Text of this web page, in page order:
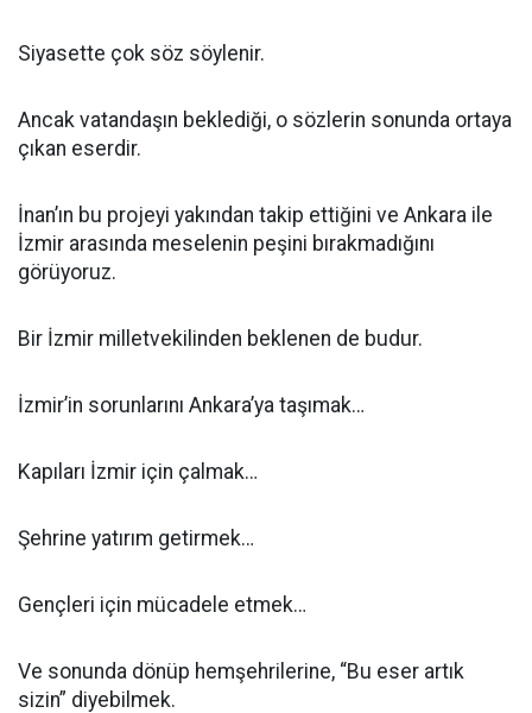
Siyasette çok söz söylenir.
Ancak vatandaşın beklediği, o sözlerin sonunda ortaya
çıkan eserdir.
İnan’ın bu projeyi yakından takip ettiğini ve Ankara ile
İzmir arasında meselenin peşini bırakmadığını
görüyoruz.
Bir İzmir milletvekilinden beklenen de budur.
İzmir’in sorunlarını Ankara’ya taşımak…
Kapıları İzmir için çalmak…
Şehrine yatırım getirmek…
Gençleri için mücadele etmek…
Ve sonunda dönüp hemşehrilerine, “Bu eser artık
sizin” diyebilmek.